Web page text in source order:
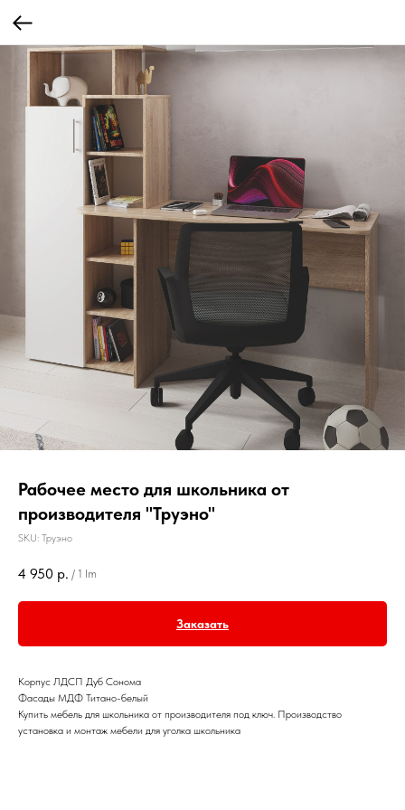
Рабочее место для школьника от
производителя "Труэно"
SKU: Труэно
4 950 р. / 1 lm
Заказать
Корпус ЛДСП Дуб Сонома
Фасады МДФ Титано-белый
Купить мебель для школьника от производителя под ключ. Производство
установка и монтаж мебели для уголка школьника